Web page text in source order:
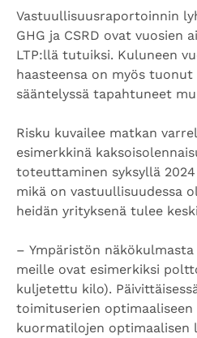
Vastuullisuusraportoinnin
GHG ja CSRD ovat vuosien
LTP:llä tutuiksi. Kuluneen
haasteensa on myös tuonut
sääntelyssä tapahtuneet
Risku kuvailee matkan
esimerkkinä
toteuttaminen syksyllä
mikä on vastuullisuudessa
heidän yrityksenä tulee
– Ympäristön
meille ovat esimerkiksi
kuljetettu kilo).
toimituserien optimaaliseen
kuormatilojen optimaalisen